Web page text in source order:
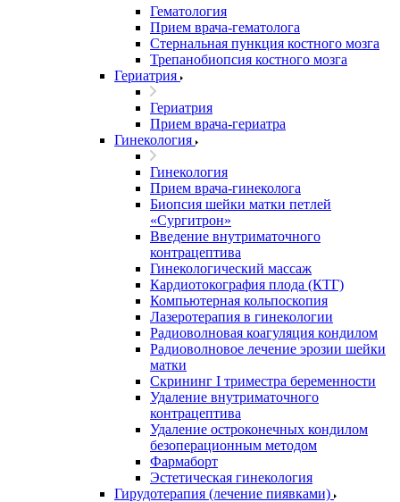
Гематология
Прием врача-гематолога
Стернальная пункция костного мозга
Трепанобиопсия костного мозга
Гериатрия
Гериатрия
Прием врача-гериатра
Гинекология
Гинекология
Прием врача-гинеколога
Биопсия шейки матки петлей
«Сургитрон»
Введение внутриматочного
контрацептива
Гинекологический массаж
Кардиотокография плода (КТГ)
Компьютерная кольпоскопия
Лазеротерапия в гинекологии
Радиоволновая коагуляция кондилом
Радиоволновое лечение эрозии шейки
матки
Скрининг I триместра беременности
Удаление внутриматочного
контрацептива
Удаление остроконечных кондилом
безоперационным методом
Фармаборт
Эстетическая гинекология
Гирудотерапия (лечение пиявками)